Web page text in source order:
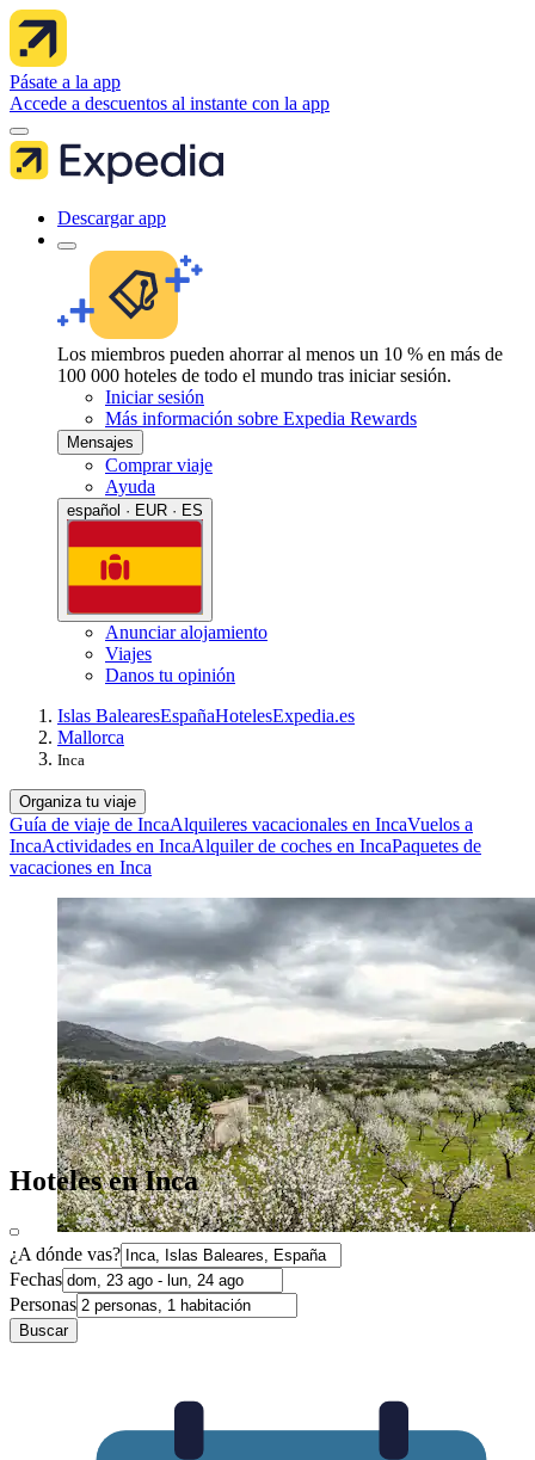
Pásate a la app
Accede a descuentos al instante con la app
Descargar app
Los miembros pueden ahorrar al menos un 10 % en más de
100 000 hoteles de todo el mundo tras iniciar sesión.
Iniciar sesión
Más información sobre Expedia Rewards
Mensajes
Comprar viaje
Ayuda
español · EUR · ES
Anunciar alojamiento
Viajes
Danos tu opinión
Islas BalearesEspañaHotelesExpedia.es
Mallorca
Inca
Organiza tu viaje
Guía de viaje de IncaAlquileres vacacionales en IncaVuelos a
IncaActividades en IncaAlquiler de coches en IncaPaquetes de
vacaciones en Inca
Hoteles en Inca
¿A dónde vas?
Fechas
Personas
Buscar